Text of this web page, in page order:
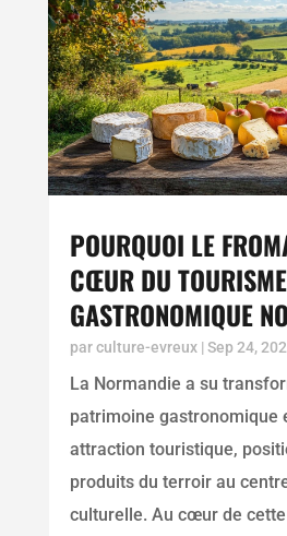
POURQUOI LE
CŒUR DU TOURISME
GASTRONOMIQUE
parculture-evreux| Sep 24,
La Normandie a su
patrimoine gastronomique
attraction touristique,
produits du terroir au
culturelle. Au cœur de